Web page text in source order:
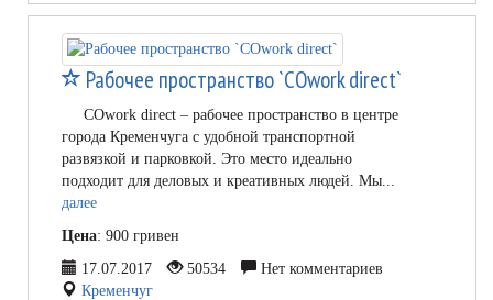
Рабочее пространство `COwork direct`
COwork direct – рабочее пространство в центре
города Кременчуга с удобной транспортной
развязкой и парковкой. Это место идеально
подходит для деловых и креативных людей. Мы...
далее
Цена: 900 гривен
17.07.2017
50534
Нет комментариев
Кременчуг